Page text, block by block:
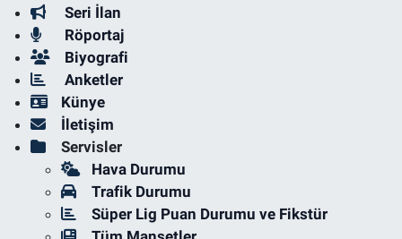
Seri İlan
Röportaj
Biyografi
Anketler
Künye
İletişim
Servisler
Hava Durumu
Trafik Durumu
Süper Lig Puan Durumu ve Fikstür